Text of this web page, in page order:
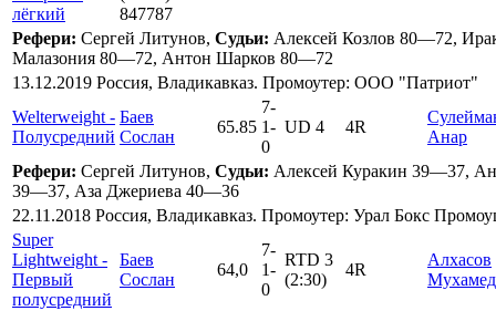
лёгкий
847787
Рефери: Сергей Литунов, Судьи: Алексей Козлов 80—72,
Малазония 80—72, Антон Шарков 80—72
13.12.2019 Россия, Владикавказ. Промоутер: ООО "Патриот"
Welterweight -
Полусредний
Баев
Сослан
65.85
7-
1-
0
UD 4 4R
Анар
Рефери: Сергей Литунов, Судьи: Алексей Куракин 39—37,
39—37, Аза Джериева 40—36
22.11.2018 Россия, Владикавказ. Промоутер: Урал Бокс
Super
Lightweight -
Первый
полусредний
Баев
Сослан
64,0
7-
1-
0
RTD 3
(2:30)
4R
Алхасов
Мухамед